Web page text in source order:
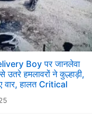
Boy पर जानलेवा
हमलावरों ने कुल्हाड़ी,
वार, हालत Critical